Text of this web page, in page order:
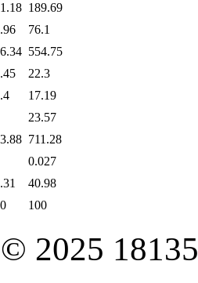
189.69
76.1
554.75
22.3
17.19
23.57
711.28
0.027
40.98
100
2025